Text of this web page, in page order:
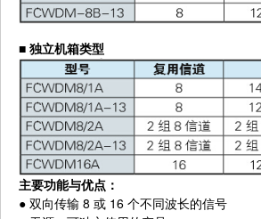
■ 独立机箱类型
主要功能与优点：
● 双向传输 8 或 16 个不同波长的信号